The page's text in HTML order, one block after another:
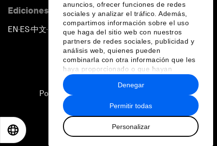
anuncios, ofrecer funciones de redes
sociales y analizar el tráfico. Además,
compartimos información sobre el uso
que haga del sitio web con nuestros
partners de redes sociales, publicidad y
análisis web, quienes pueden
combinarla con otra información que les
haya proporcionado o que hayan
recopilado a partir del uso que haya
hecho de sus servicios.
Permitir todas
Personalizar
Denegar
Ediciones en otros idiomas
EN ▪ES▪中文▪ 日本語
Política de privacidad y normas de uso
Sitemap
2026 Foro Económico Mundial